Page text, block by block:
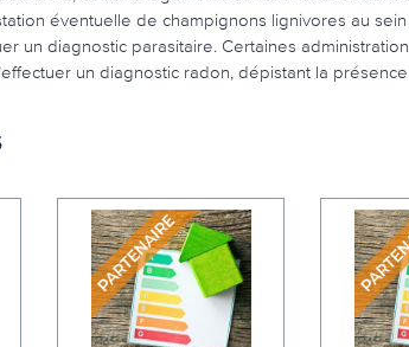
éventuelle de champignons lignivores au
un diagnostic parasitaire. Certaines
un diagnostic radon, dépistant la